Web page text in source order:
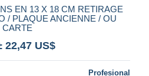
EN 13 X 18 CM RETIRAGE
/ PLAQUE ANCIENNE / OU
CARTE
22,47 US$
Profesional